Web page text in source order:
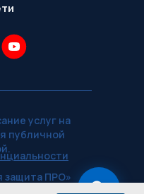
защита ПРО»
услуг на
публичной